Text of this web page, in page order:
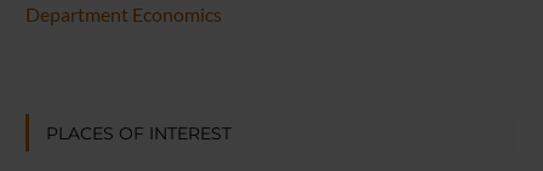
Department Economics
PLACES OF INTEREST